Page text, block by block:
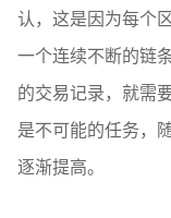
认，这是因为每个
一个连续不断的链
的交易记录，就需
是不可能的任务，
逐渐提高。